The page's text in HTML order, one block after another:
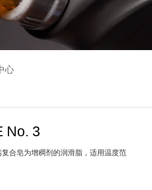
心
No. 3
合皂为增稠剂的润滑脂，适用温度范